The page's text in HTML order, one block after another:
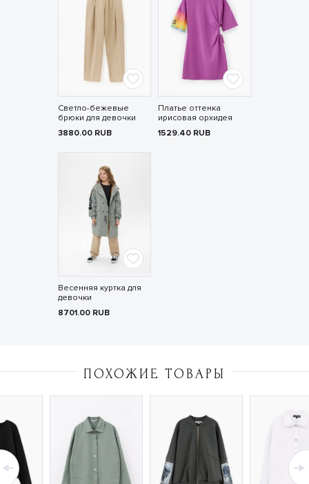
Светло-бежевые
брюки для девочки
3880.00 RUB
Платье оттенка
ирисовая орхидея
1529.40 RUB
Весенняя куртка для
девочки
8701.00 RUB
ПОХОЖИЕ ТОВАРЫ